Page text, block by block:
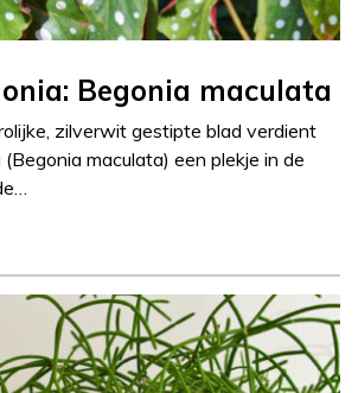
Begonia maculata
zilverwit gestipte blad verdient
maculata) een plekje in de